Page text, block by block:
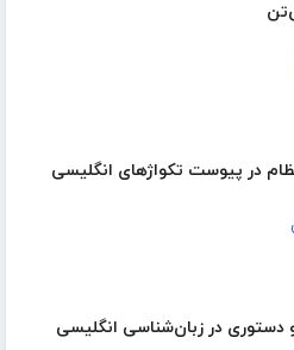
در پیوست تکواژهای انگلیسی
دستوری در زبان‌شناسی انگلیسی